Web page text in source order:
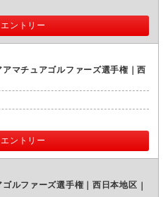
ントリー
マチュアゴルファーズ選手権｜西
ントリー
ルファーズ選手権｜西日本地区